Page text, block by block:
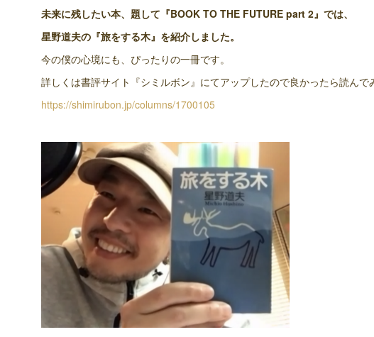
未来に残したい本、題して『BOOK TO THE FUTURE part 2』では、
星野道夫の『旅をする木』を紹介しました。
今の僕の心境にも、ぴったりの一冊です。
詳しくは書評サイト『シミルボン』にてアップしたので良かったら読んで
https://shimirubon.jp/columns/1700105